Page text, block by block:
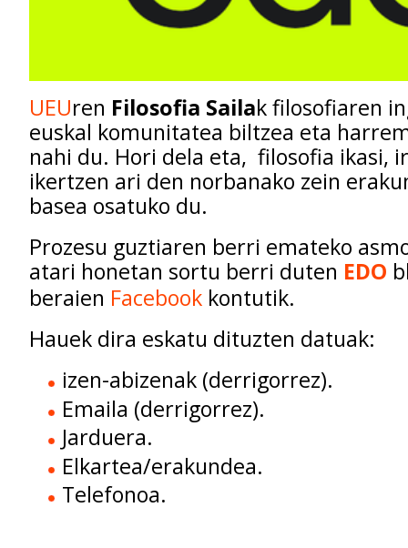
UEUren Filosofia Sailak filosofiaren
euskal komunitatea biltzea eta
nahi du. Hori dela eta, filosofia ikasi,
ikertzen ari den norbanako zein
basea osatuko du.
Prozesu guztiaren berri emateko
atari honetan sortu berri duten EDO
beraien Facebook kontutik.
Hauek dira eskatu dituzten datuak:
izen-abizenak (derrigorrez).
Emaila (derrigorrez).
Jarduera.
Elkartea/erakundea.
Telefonoa.